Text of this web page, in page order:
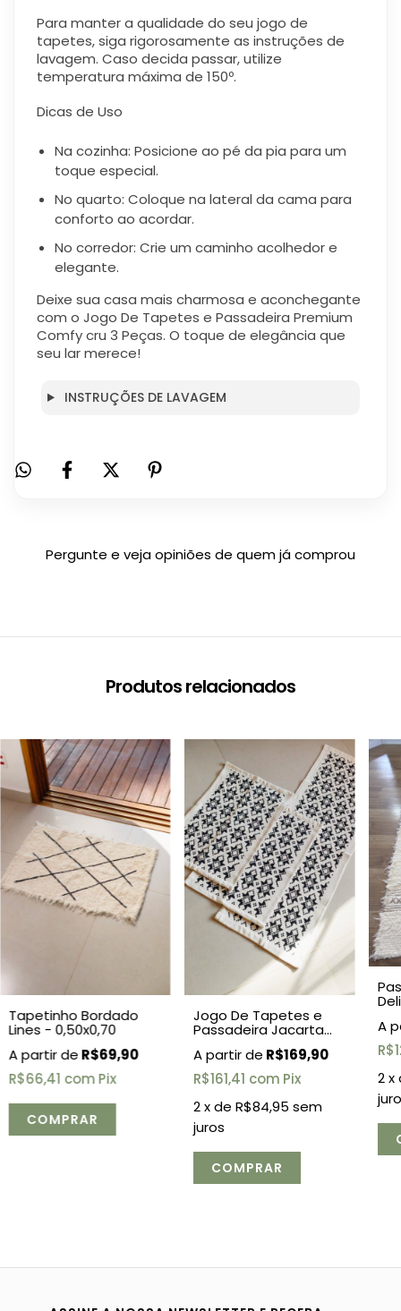
Para manter a qualidade do seu jogo de
tapetes, siga rigorosamente as instruções de
lavagem. Caso decida passar, utilize
temperatura máxima de 150º.
Dicas de Uso
Na cozinha: Posicione ao pé da pia para um
toque especial.
No quarto: Coloque na lateral da cama para
conforto ao acordar.
No corredor: Crie um caminho acolhedor e
elegante.
Deixe sua casa mais charmosa e aconchegante
com o Jogo De Tapetes e Passadeira Premium
Comfy cru 3 Peças. O toque de elegância que
seu lar merece!
INSTRUÇÕES DE LAVAGEM
Pergunte e veja opiniões de quem já comprou
Produtos relacionados
Tapetinho Bordado
Lines - 0,50x0,70
R$69,90
R$66,41 comPix
Jogo De Tapetes e
Passadeira Jacarta
R$169,90
R$161,41 com Pix
2 x de R$84,95 sem
juros
2 x